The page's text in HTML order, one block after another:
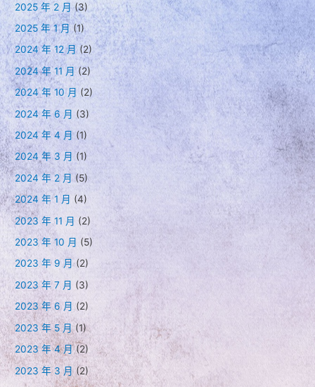
2025 年 2 月(3)
2025 年 1 月(1)
2024 年 12 月(2)
2024 年 11 月(2)
2024 年 10 月 (2)
2024 年 6 月 (3)
2024 年 4 月(1)
2024 年 3 月 (1)
2024 年 2 月 (5)
2024 年 1 月 (4)
2023 年 11 月 (2)
2023 年 10 月 (5)
2023 年 9 月(2)
2023 年 7 月 (3)
2023 年 6 月 (2)
2023 年 5 月 (1)
2023 年 4 月(2)
2023 年 3 月 (2)